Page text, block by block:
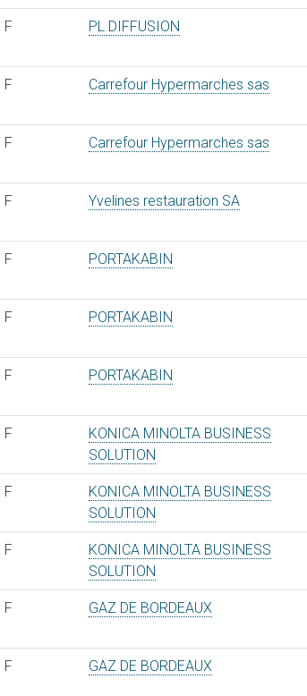
F PL DIFFUSION
F Carrefour Hypermarches sas
F Carrefour Hypermarches sas
F Yvelines restauration SA
F PORTAKABIN
F PORTAKABIN
F PORTAKABIN
F
KONICA MINOLTA BUSINESS
SOLUTION
F
KONICA MINOLTA BUSINESS
SOLUTION
F
KONICA MINOLTA BUSINESS
SOLUTION
F GAZ DE BORDEAUX
F GAZ DE BORDEAUX